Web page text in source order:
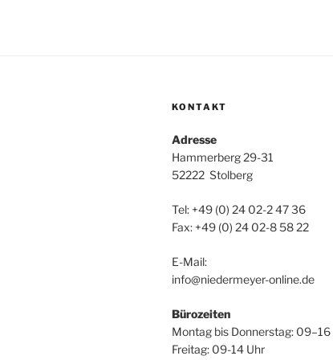
KONTAKT
Adresse
Hammerberg 29-31
52222 Stolberg
Tel: +49 (0) 24 02-2 47 36
Fax: +49 (0) 24 02-8 58 22
E-Mail:
info@niedermeyer-online.de
Bürozeiten
Montag bis Donnerstag: 09–16
Freitag: 09-14 Uhr